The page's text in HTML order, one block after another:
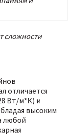
сложности
отличается
Вт/м*К) и
высоким
любой